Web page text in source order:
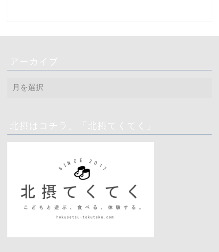
アーカイブ
ー
ブ 北摂はコチラ。「北摂てくてく」